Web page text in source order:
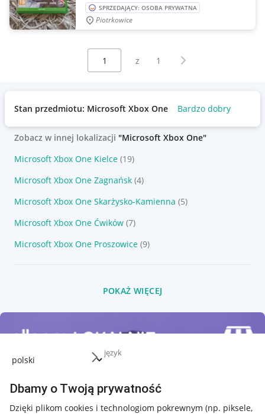
język
Dbamy o Twoją prywatność
Dzięki plikom cookies i technologiom pokrewnym (np. piksele,
SPRZEDAJĄCY: OSOBA PRYWATNA
Piotrkowice
Wybierz stronę:
z 1 Następna strona
Stan przedmiotu: Microsoft Xbox One Bardzo dobry
Zobacz w innej lokalizacji "Microsoft Xbox One"
Microsoft Xbox One Kielce (19)
Microsoft Xbox One Zagnańsk (4)
Microsoft Xbox One Skarżysko-Kamienna (5)
Microsoft Xbox One Ćwików (7)
Microsoft Xbox One Proszowice (9)
POKAŻ WIĘCEJ